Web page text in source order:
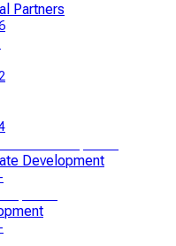
Partners
Development
-
-